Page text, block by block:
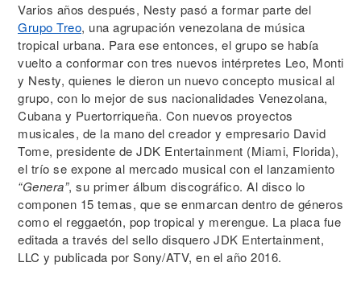
Varios años después, Nesty pasó a formar parte del
Grupo Treo, una agrupación venezolana de música
tropical urbana. Para ese entonces, el grupo se había
vuelto a conformar con tres nuevos intérpretes Leo, Monti
y Nesty, quienes le dieron un nuevo concepto musical al
grupo, con lo mejor de sus nacionalidades Venezolana,
Cubana y Puertorriqueña. Con nuevos proyectos
musicales, de la mano del creador y empresario David
Tome, presidente de JDK Entertainment (Miami, Florida),
el trío se expone al mercado musical con el lanzamiento
“Genera”, su primer álbum discográfico. Al disco lo
componen 15 temas, que se enmarcan dentro de géneros
como el reggaetón, pop tropical y merengue. La placa fue
editada a través del sello disquero JDK Entertainment,
LLC y publicada por Sony/ATV, en el año 2016.